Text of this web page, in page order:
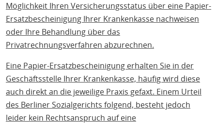
Möglichkeit Ihren Versicherungsstatus über eine Papier-
Ersatzbescheinigung Ihrer Krankenkasse nachweisen
oder Ihre Behandlung über das
Privatrechnungsverfahren abzurechnen.
Eine Papier-Ersatzbescheinigung erhalten Sie in der
Geschäftsstelle Ihrer Krankenkasse, häufig wird diese
auch direkt an die jeweilige Praxis gefaxt. Einem Urteil
des Berliner Sozialgerichts folgend, besteht jedoch
leider kein Rechtsanspruch auf eine